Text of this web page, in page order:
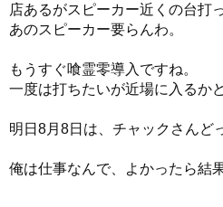
店あるがスピーカー近くの台打
あのスピーカー要らんわ。
もうすぐ喰霊零導入ですね。
一度は打ちたいが近場に入るか
明日8月8日は、チャックさんど
俺は仕事なんで、よかったら結